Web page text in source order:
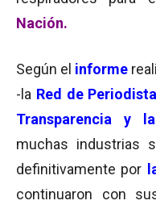
Nación.
Según el informe
-la Red de
Transparencia y
muchas industrias
definitivamente por
continuaron con